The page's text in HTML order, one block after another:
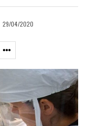
29/04/2020